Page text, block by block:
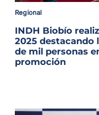
Regional
INDH Biobío
2025 destacando
de mil personas
promoción